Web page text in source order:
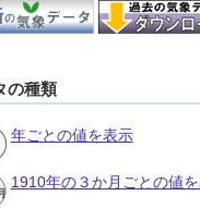
の種類
年ごとの値を表示
1910年の３か月ごとの値